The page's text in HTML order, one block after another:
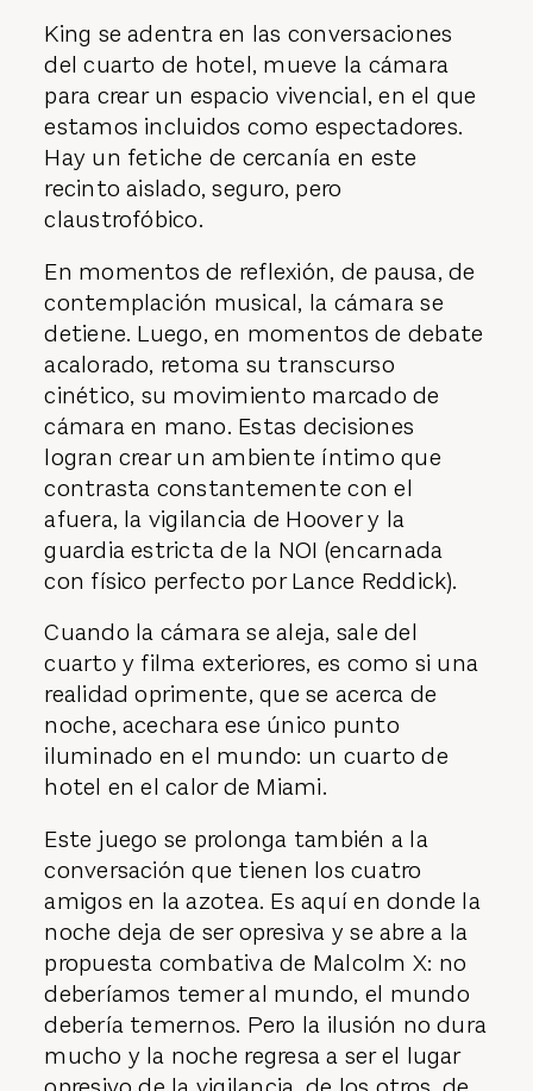
King se adentra en las conversaciones
del cuarto de hotel, mueve la cámara
para crear un espacio vivencial, en el que
estamos incluidos como espectadores.
Hay un fetiche de cercanía en este
recinto aislado, seguro, pero
claustrofóbico.
En momentos de reflexión, de pausa, de
contemplación musical, la cámara se
detiene. Luego, en momentos de debate
acalorado, retoma su transcurso
cinético, su movimiento marcado de
cámara en mano. Estas decisiones
logran crear un ambiente íntimo que
contrasta constantemente con el
afuera, la vigilancia de Hoover y la
guardia estricta de la NOI (encarnada
con físico perfecto por Lance Reddick).
Cuando la cámara se aleja, sale del
cuarto y filma exteriores, es como si una
realidad oprimente, que se acerca de
noche, acechara ese único punto
iluminado en el mundo: un cuarto de
hotel en el calor de Miami.
Este juego se prolonga también a la
conversación que tienen los cuatro
amigos en la azotea. Es aquí en donde la
noche deja de ser opresiva y se abre a la
propuesta combativa de Malcolm X: no
deberíamos temer al mundo, el mundo
debería temernos. Pero la ilusión no dura
mucho y la noche regresa a ser el lugar